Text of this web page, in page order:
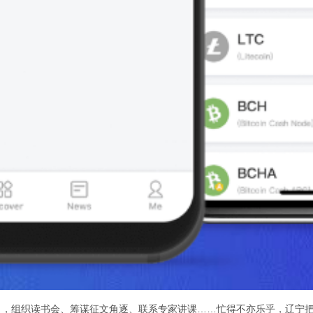
组织读书会、筹谋征文角逐、联系专家讲课……忙得不亦乐乎，辽宁